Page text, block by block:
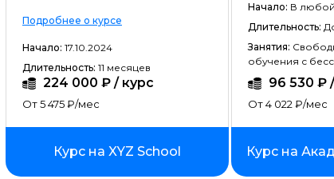
VR/AR разработка
1C-разработка
Фреймворк React.JS
Фреймворк Spring
Фреймворк Django
Фреймворк Node.JS
Подробнее о курсе
Начало: 17.10.2024
Длительность: 11 месяцев
224 000 ₽ / курс
От 5 475 ₽/мес
Курс на XYZ School
Начало: В
Длительность:
Занятия:
обучения с
96 530 ₽
От 4 022 ₽/мес
Курс на